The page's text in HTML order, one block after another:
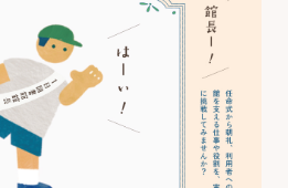
広報誌